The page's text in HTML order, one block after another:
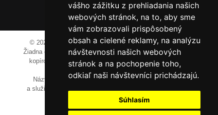
vášho zážitku z prehliadania našich
webových stránok, na to, aby sme
vám zobrazovali prispôsobený
obsah a cielené reklamy, na analýzu
návštevnosti našich webových
stránok a na pochopenie toho,
odkiaľ naši návštevníci prichádzajú.
Súhlasím
0911 955 646
© 2023-2024 JM Media, s.r.o.Všetky práva vyhradené.
Žiadna časť tohto portálu ak nie je uvedené inak, nesmie byť
kopírovaná, alebo prezentovaná bez výslovného súhlasu
prevádzkovateľa.
Názvy spoločností, firiem a prezentovaných výrobkov
a služieb môžu byť registrovanými obchodnými známkami
ich vlastníkov.